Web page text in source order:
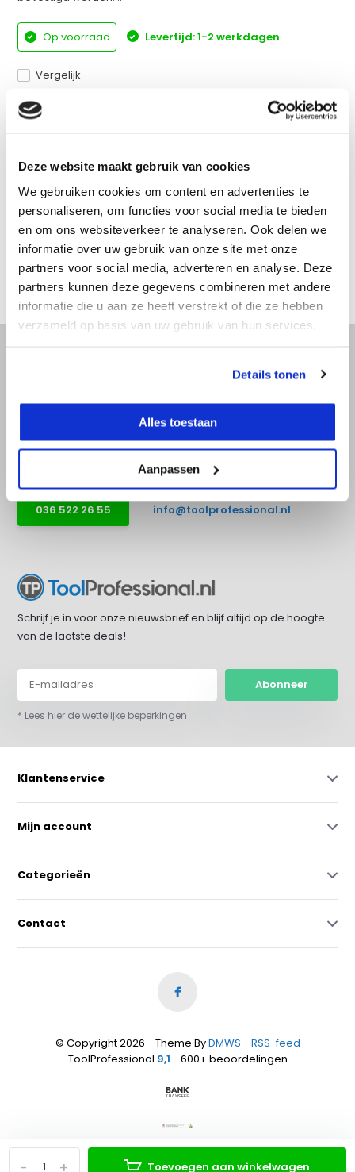
Deze website maakt gebruik van cookies
We gebruiken cookies om content en advertenties te
personaliseren, om functies voor social media te bieden
en om ons websiteverkeer te analyseren. Ook delen we
informatie over uw gebruik van onze site met onze
partners voor social media, adverteren en analyse. Deze
partners kunnen deze gegevens combineren met andere
informatie die u aan ze heeft verstrekt of die ze hebben
verzameld op basis van uw gebruik van hun services.
Details tonen
Alles toestaan
Aanpassen
Op voorraad Levertijd: 1-2 werkdagen
+
- Toevoegen aan winkelwagen
Vergelijk
Specificaties
Reviews
Delen
Bel direct met een specialist! Wij zijn
bereikbaar op werkdagen van 9:00 tot
17:30.
036 522 26 55 info@toolprofessional.nl
Schrijf je in voor onze nieuwsbrief en blijf altijd op de hoogte
van de laatste deals!
Abonneer
* Lees hier de wettelijke beperkingen
Klantenservice
Mijn account
Categorieën
Contact
© Copyright 2026 - Theme ByDMWS - RSS-feed
ToolProfessional 9,1 - 600+ beoordelingen